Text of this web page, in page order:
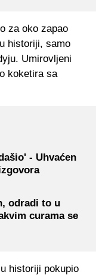
za oko zapao
historiji, samo
Umirovljeni
koketira sa
- Uhvaćen
odradi to u
curama se
historiji pokupio